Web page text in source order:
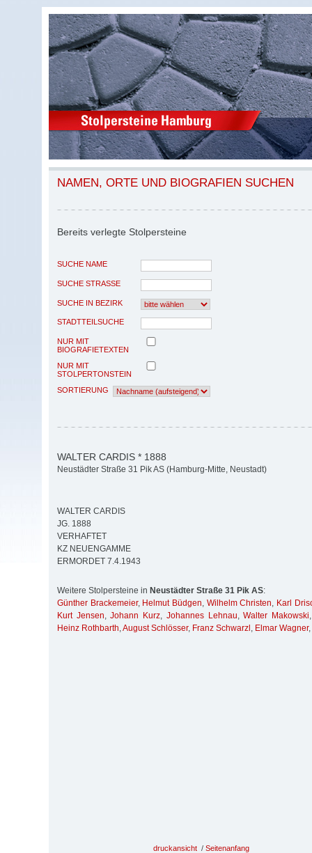
NAMEN, ORTE UND BIOGRAFIEN SUCHEN
Bereits verlegte Stolpersteine
SUCHE NAME
SUCHE STRASSE
SUCHE IN BEZIRK
STADTTEILSUCHE
NUR MIT
BIOGRAFIETEXTEN
NUR MIT
STOLPERTONSTEIN
SORTIERUNG
WALTER CARDIS * 1888
Neustädter Straße 31 Pik AS (Hamburg-Mitte, Neustadt)
WALTER CARDIS
JG. 1888
VERHAFTET
KZ NEUENGAMME
ERMORDET 7.4.1943
Weitere Stolpersteine in Neustädter Straße 31 Pik AS:
Günther Brackemeier, Helmut Büdgen, Wilhelm Christen, Karl
Kurt Jensen,Johann Kurz, Johannes Lehnau,Walter Makowski
Heinz Rothbarth,August Schlösser, Franz Schwarzl , Elmar Wagner,
druckansicht / Seitenanfang